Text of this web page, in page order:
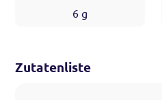
6 g
Zutatenliste